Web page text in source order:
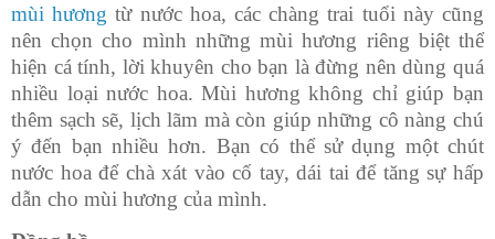
mùi hương từ nước hoa, các chàng trai tuổi này cũng
nên chọn cho mình những mùi hương riêng biệt thể
hiện cá tính, lời khuyên cho bạn là đừng nên dùng quá
nhiều loại nước hoa. Mùi hương không chỉ giúp bạn
thêm sạch sẽ, lịch lãm mà còn giúp những cô nàng chú
ý đến bạn nhiều hơn. Bạn có thể sử dụng một chút
nước hoa để chà xát vào cố tay, dái tai để tăng sự hấp
dẫn cho mùi hương của mình.